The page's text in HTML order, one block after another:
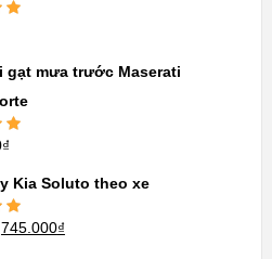
gạt mưa trước Maserati
₫
Kia Soluto theo xe
745.000₫